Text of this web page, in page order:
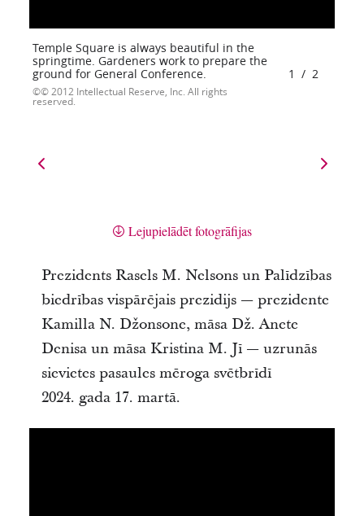
Temple Square is always beautiful in the
springtime. Gardeners work to prepare the
ground for General Conference.
© 2012 Intellectual Reserve, Inc. All rights
reserved.
1 / 2
Lejupielādēt fotogrāfijas
Prezidents Rasels M. Nelsons un Palīdzības
biedrības vispārējais prezidijs — prezidente
Kamilla N. Džonsone, māsa Dž. Anete
Denisa un māsa Kristina M. Jī — uzrunās
sievietes pasaules mēroga svētbrīdī
2024. gada 17. martā.